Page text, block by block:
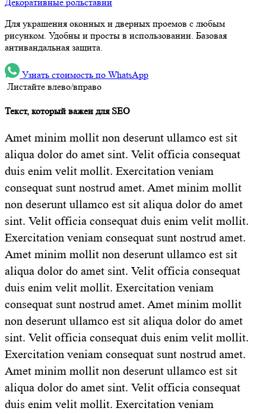
Для украшения оконных и дверных проемов с любым
рисунком. Удобны и просты в использовании. Базовая
антивандальная защита.
Узнать стоимость по WhatsApp
Листайте влево/вправо
Текст, который важен для SEO
Amet minim mollit non deserunt ullamco est sit
aliqua dolor do amet sint. Velit officia consequat
duis enim velit mollit. Exercitation veniam
consequat sunt nostrud amet. Amet minim mollit
non deserunt ullamco est sit aliqua dolor do amet
sint. Velit officia consequat duis enim velit mollit.
Exercitation veniam consequat sunt nostrud amet.
Amet minim mollit non deserunt ullamco est sit
aliqua dolor do amet sint. Velit officia consequat
duis enim velit mollit. Exercitation veniam
consequat sunt nostrud amet. Amet minim mollit
non deserunt ullamco est sit aliqua dolor do amet
sint. Velit officia consequat duis enim velit mollit.
Exercitation veniam consequat sunt nostrud amet.
Amet minim mollit non deserunt ullamco est sit
aliqua dolor do amet sint. Velit officia consequat
duis enim velit mollit. Exercitation veniam